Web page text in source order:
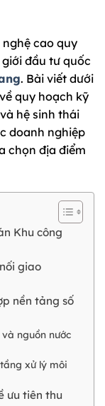
cao quy
đầu tư quốc
. Bài viết dưới
quy hoạch kỹ
hệ sinh thái
doanh nghiệp
chọn địa điểm
Khu công
giao
nền tảng số
nguồn nước
xử lý môi
ưu tiên thu